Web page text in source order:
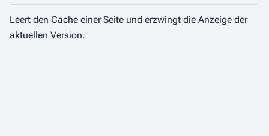
Leert den Cache einer Seite und erzwingt die Anzeige der
aktuellen Version.